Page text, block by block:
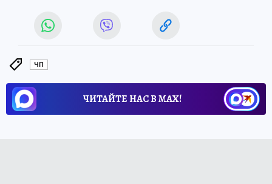
ЧП
ЧИТАЙТЕ НАС В МАХ!